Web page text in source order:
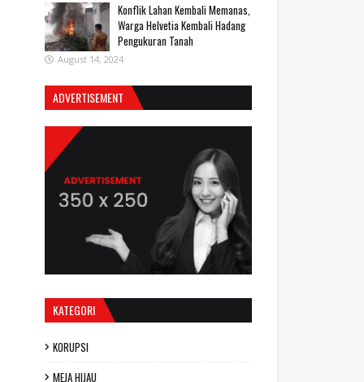
Konflik Lahan Kembali Memanas,
Warga Helvetia Kembali Hadang
Pengukuran Tanah
August 14, 2024
ADVERTISEMENT
KATEGORI
KORUPSI
MEJA HIJAU